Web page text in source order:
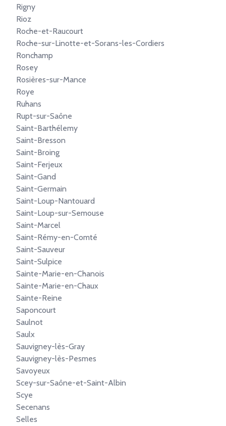
Rigny
Rioz
Roche-et-Raucourt
Roche-sur-Linotte-et-Sorans-les-Cordiers
Ronchamp
Rosey
Rosières-sur-Mance
Roye
Ruhans
Rupt-sur-Saône
Saint-Barthélemy
Saint-Bresson
Saint-Broing
Saint-Ferjeux
Saint-Gand
Saint-Germain
Saint-Loup-Nantouard
Saint-Loup-sur-Semouse
Saint-Marcel
Saint-Rémy-en-Comté
Saint-Sauveur
Saint-Sulpice
Sainte-Marie-en-Chanois
Sainte-Marie-en-Chaux
Sainte-Reine
Saponcourt
Saulnot
Saulx
Sauvigney-lès-Gray
Sauvigney-lès-Pesmes
Savoyeux
Scey-sur-Saône-et-Saint-Albin
Scye
Secenans
Selles